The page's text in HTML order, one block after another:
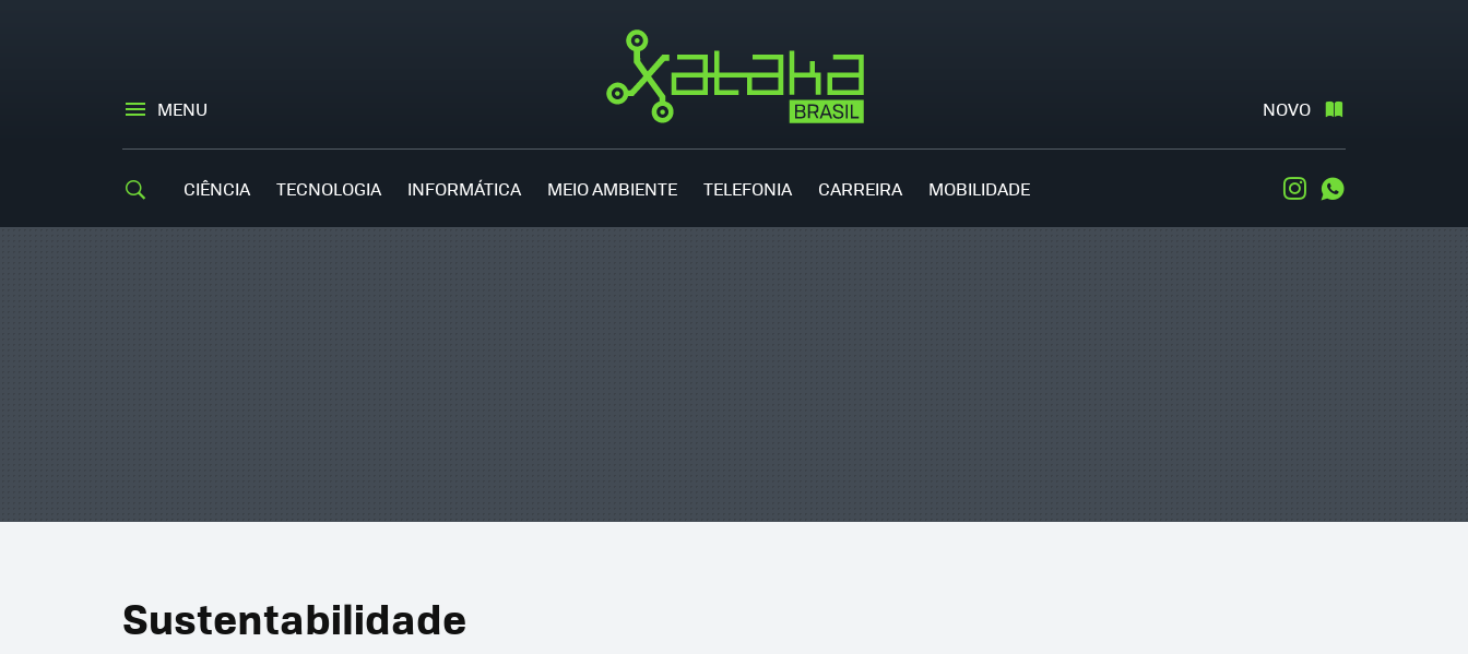
MENU NOVO
CIÊNCIA TECNOLOGIA INFORMÁTICA MEIO AMBIENTE TELEFONIA CARREIRA MOBILIDADE Instagram
Sustentabilidade